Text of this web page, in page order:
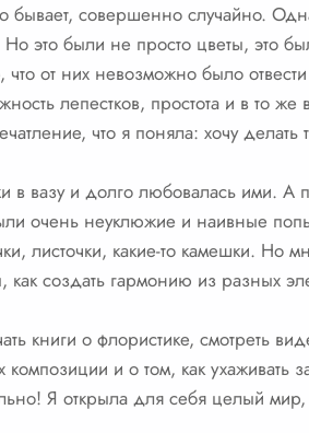
бывает, совершенно случайно.
это были не просто цветы, это
от них невозможно было
лепестков, простота и в то
что я поняла: хочу делать
вазу и долго любовалась ими. А
очень неуклюжие и наивные
листочки, какие-то камешки. Но
как создать гармонию из разных
книги о флористике, смотреть
и о том, как
Я открыла для себя целый